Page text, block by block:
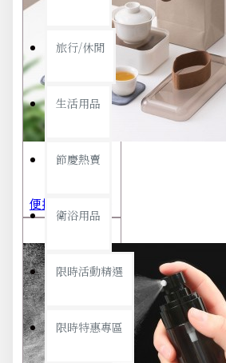
旅行/休閒
生活用品
節慶熱賣
衛浴用品
限時活動精選
限時特惠專區